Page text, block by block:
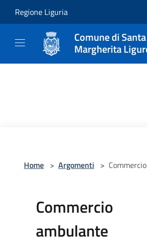
Regione Liguria
Comune di Santa
Margherita
Home > Argomenti >
Commercio
ambulante